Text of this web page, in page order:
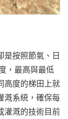
是按照節氣、日
，最高與最低
高度的梯田上就
溉系統，確保每
灌溉的技術目前